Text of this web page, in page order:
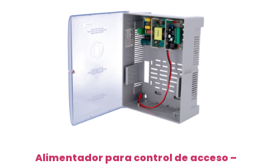
Alimentador para control de acceso –